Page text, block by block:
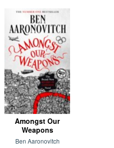
Amongst Our
Weapons
Ben Aaronovitch